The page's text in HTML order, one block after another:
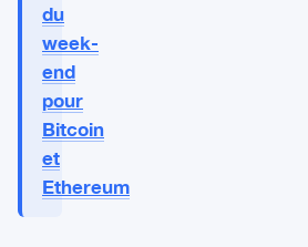
du
week-
end
pour
Bitcoin
et
Ethereum